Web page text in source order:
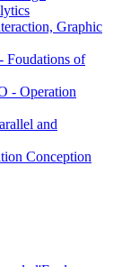
Graphic
of
- Operation
and
Conception